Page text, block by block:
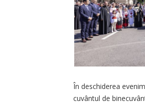
În deschiderea
cuvântul de